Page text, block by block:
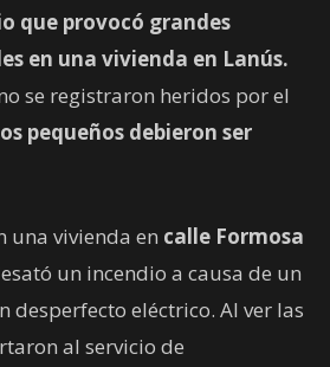
que provocó grandes
en una vivienda en Lanús.
se registraron heridos por el
pequeños debieron ser
una vivienda en calle Formosa
un incendio a causa de un
desperfecto eléctrico. Al ver las
al servicio de